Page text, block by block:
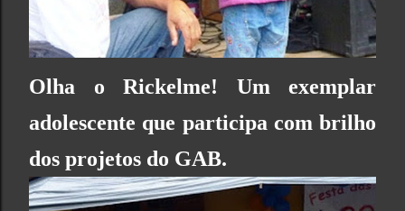
Olha o Rickelme! Um exemplar
adolescente que participa com brilho
dos projetos do GAB.